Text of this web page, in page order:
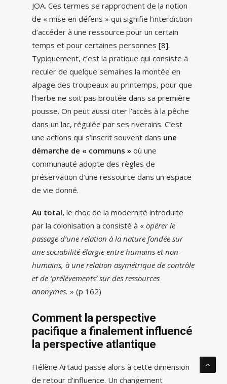
JOA. Ces termes se rapprochent de la notion
de « mise en défens » qui signifie l’interdiction
d’accéder à une ressource pour un certain
temps et pour certaines personnes [8].
Typiquement, c’est la pratique qui consiste à
reculer de quelque semaines la montée en
alpage des troupeaux au printemps, pour que
l’herbe ne soit pas broutée dans sa première
pousse. On peut aussi citer l’accès à la pêche
dans un lac, régulée par ses riverains. C’est
une actions qui s’inscrit souvent dans une
démarche de « communs » où une
communauté adopte des règles de
préservation d’une ressource dans un espace
de vie donné.
Au total, le choc de la modernité introduite
par la colonisation a consisté à « opérer le
passage d’une relation à la nature fondée sur
une sociabilité élargie entre humains et non-
humains, à une relation asymétrique de contrôle
et de ‘prélèvements’ sur des ressources
anonymes. » (p 162)
Comment la perspective
pacifique a finalement influencé
la perspective atlantique
Hélène Artaud passe alors à cette dimension
de retour d’influence. Un changement